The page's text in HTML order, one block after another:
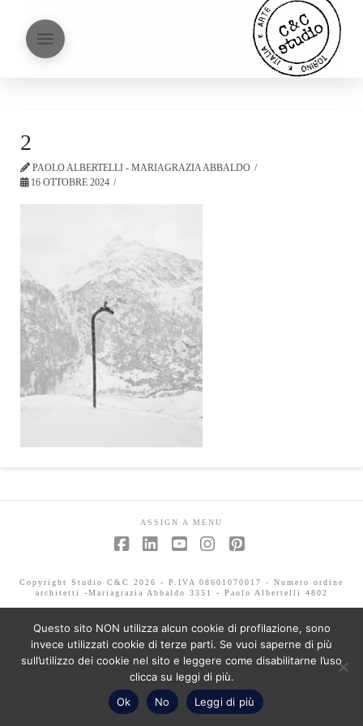
2
PAOLO ALBERTELLI - MARIAGRAZIA ABBALDO
16 OTTOBRE 2024
ASSIGN A MENU
Copyright Studio C&C 2026 - P.IVA 08601070017 - Numero ordine
architetti -Mariagrazia Abbaldo 3351 - Paolo Albertelli 4802
Questo sito NON utilizza alcun cookie di profilazione, sono
invece utilizzati cookie di terze parti. Se vuoi saperne di più
sull’utilizzo dei cookie nel sito e leggere come disabilitarne l’uso
clicca su leggi di più.
Ok
No Leggi di più